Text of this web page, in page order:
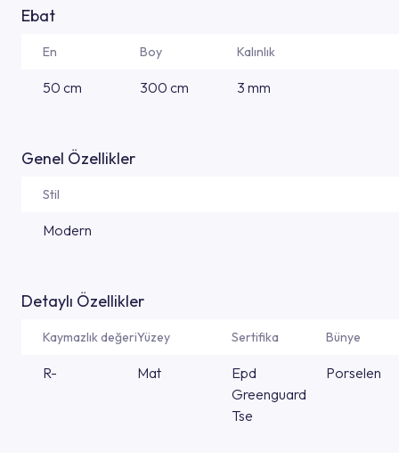
Ebat
En Boy Kalınlık
50 cm 300 cm 3 mm
Genel Özellikler
Stil
Modern
Detaylı Özellikler
Kaymazlık değeriYüzey Sertifika Bünye
R- Mat
Epd
Greenguard
Tse
Porselen